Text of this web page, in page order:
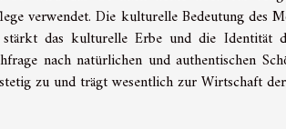
verwendet. Die kulturelle Bedeutung des
das kulturelle Erbe und die Identität
nach natürlichen und authentischen
zu und trägt wesentlich zur Wirtschaft